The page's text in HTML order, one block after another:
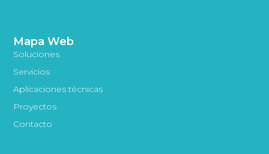
Mapa Web
Soluciones
Servicios
Aplicaciones técnicas
Proyectos
Contacto